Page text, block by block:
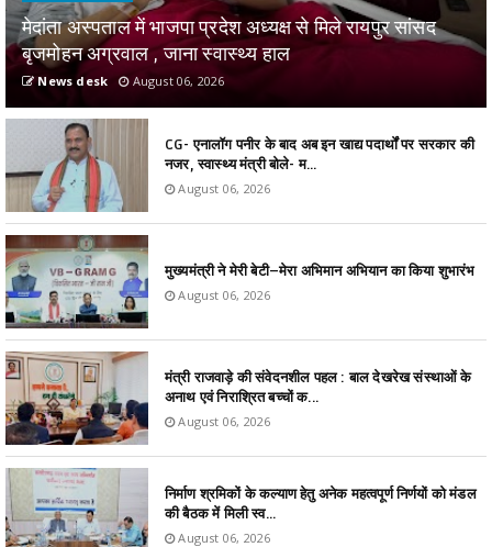
मेदांता अस्पताल में भाजपा प्रदेश अध्यक्ष से मिले रायपुर सांसद
बृजमोहन अग्रवाल , जाना स्वास्थ्य हाल
News desk August 06, 2026
CG- एनालॉग पनीर के बाद अब इन खाद्य पदार्थों पर सरकार की
नजर, स्वास्थ्य मंत्री बोले- म...
August 06, 2026
मुख्यमंत्री ने मेरी बेटी–मेरा अभिमान अभियान का किया शुभारंभ
August 06, 2026
मंत्री राजवाड़े की संवेदनशील पहल : बाल देखरेख संस्थाओं के
अनाथ एवं निराश्रित बच्चों क...
August 06, 2026
निर्माण श्रमिकों के कल्याण हेतु अनेक महत्वपूर्ण निर्णयों को मंडल
की बैठक में मिली स्व...
August 06, 2026